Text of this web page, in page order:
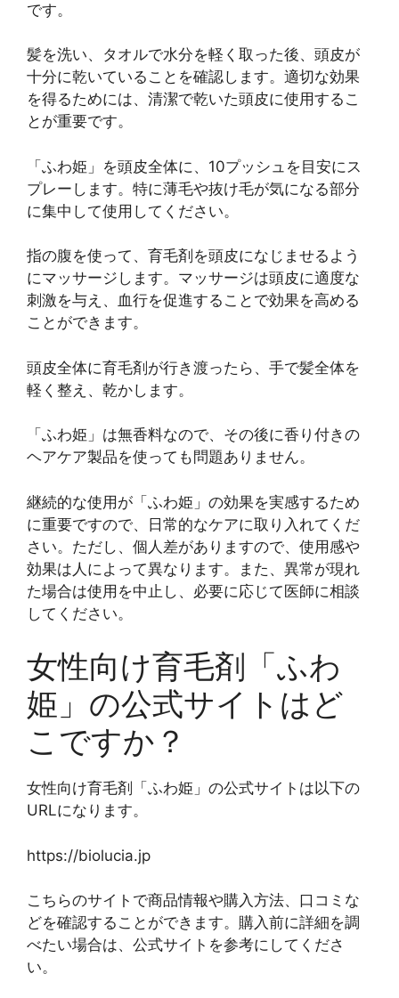
です。
髪を洗い、タオルで水分を軽く取った後、頭皮が
十分に乾いていることを確認します。適切な効果
を得るためには、清潔で乾いた頭皮に使用するこ
とが重要です。
「ふわ姫」を頭皮全体に、10プッシュを目安にス
プレーします。特に薄毛や抜け毛が気になる部分
に集中して使用してください。
指の腹を使って、育毛剤を頭皮になじませるよう
にマッサージします。マッサージは頭皮に適度な
刺激を与え、血行を促進することで効果を高める
ことができます。
頭皮全体に育毛剤が行き渡ったら、手で髪全体を
軽く整え、乾かします。
「ふわ姫」は無香料なので、その後に香り付きの
ヘアケア製品を使っても問題ありません。
継続的な使用が「ふわ姫」の効果を実感するため
に重要ですので、日常的なケアに取り入れてくだ
さい。ただし、個人差がありますので、使用感や
効果は人によって異なります。また、異常が現れ
た場合は使用を中止し、必要に応じて医師に相談
してください。
女性向け育毛剤「ふわ
姫」の公式サイトはど
こですか？
女性向け育毛剤「ふわ姫」の公式サイトは以下の
URLになります。
https://biolucia.jp
こちらのサイトで商品情報や購入方法、口コミな
どを確認することができます。購入前に詳細を調
べたい場合は、公式サイトを参考にしてくださ
い。